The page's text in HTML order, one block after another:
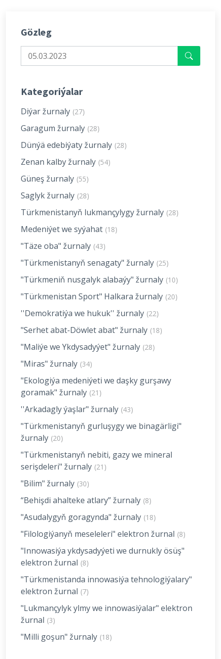
Gözleg
Kategoriýalar
Diýar žurnaly (27)
Garagum žurnaly (28)
Dünýä edebiýaty žurnaly (28)
Zenan kalby žurnaly (54)
Güneş žurnaly (55)
Saglyk žurnaly (28)
Türkmenistanyň lukmançylygy žurnaly (28)
Medeniýet we syýahat (18)
"Täze oba" žurnaly (43)
"Türkmenistanyň senagaty" žurnaly (25)
"Türkmeniň nusgalyk alabaýy" žurnaly (10)
"Türkmenistan Sport" Halkara žurnaly (20)
''Demokratiýa we hukuk'' žurnaly (22)
"Serhet abat-Döwlet abat" žurnaly (18)
"Maliýe we Ykdysadyýet" žurnaly (28)
"Miras" žurnaly (34)
"Ekologiýa medeniýeti we daşky gurşawy
goramak" žurnaly (21)
''Arkadagly ýaşlar" žurnaly (43)
"Türkmenistanyň gurluşygy we binagärligi"
žurnaly (20)
"Türkmenistanyň nebiti, gazy we mineral
serişdeleri" žurnaly (21)
"Bilim" žurnaly (30)
“Behişdi ahalteke atlary” žurnaly (8)
"Asudalygyň goragynda" žurnaly (18)
"Filologiýanyň meseleleri" elektron žurnal (8)
"Innowasiýa ykdysadyýeti we durnukly ösüş"
elektron žurnal (8)
"Türkmenistanda innowasiýa tehnologiýalary"
elektron žurnal (7)
"Lukmançylyk ylmy we innowasiýalar" elektron
žurnal (3)
"Milli goşun" žurnaly (18)